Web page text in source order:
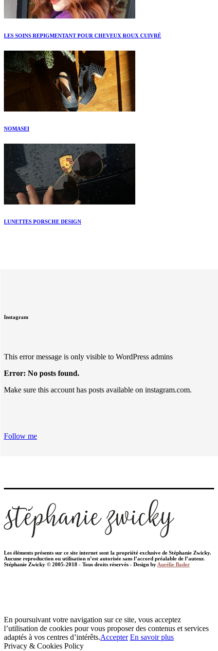
LES SOINS REPIGMENTANT POUR CHEVEUX ROUX CUIVRÉ
NOMASEI
LUNETTES PORSCHE DESIGN
Instagram
This error message is only visible to WordPress admins
Error: No posts found.
Make sure this account has posts available on instagram.com.
Follow me
Les éléments présents sur ce site internet sont la propriété exclusive de Stéphanie Zwicky.
Aucune reproduction ou utilisation n’est autorisée sans l’accord préalable de l’auteur.
Stéphanie Zwicky © 2005-2018 - Tous droits réservés - Design byAurélie Bader
En poursuivant votre navigation sur ce site, vous acceptez
l’utilisation de cookies pour vous proposer des contenus et services
adaptés à vos centres d’intérêts.Accepter En savoir plus
Privacy & Cookies Policy